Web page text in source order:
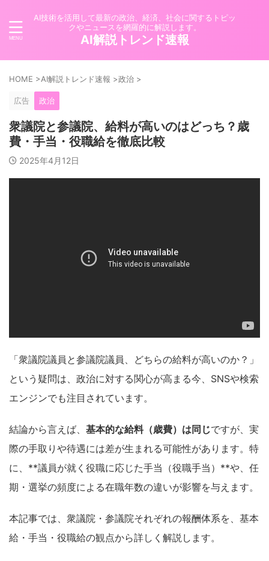
AI技術を活用して最新の政治、経済、社会に関するトピッ
クやニュースを網羅的に解説します。
AI解説トレンド速報
HOME >AI解説トレンド速報 >政治 >
広告 政治
衆議院と参議院、給料が高いのはどっち？歳
費・手当・役職給を徹底比較
2025年4月12日
「衆議院議員と参議院議員、どちらの給料が高いのか？」
という疑問は、政治に対する関心が高まる今、SNSや検索
エンジンでも注目されています。
結論から言えば、 基本的な給料（歳費）は同じですが、実
際の手取りや待遇には差が生まれる可能性があります。特
に、**議員が就く役職に応じた手当（役職手当）**や、任
期・選挙の頻度による在職年数の違いが影響を与えます。
本記事では、衆議院・参議院それぞれの報酬体系を、基本
給・手当・役職給の観点から詳しく解説します。